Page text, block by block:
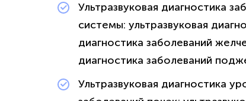
Ультразвуковая диагностика
системы: ультразвуковая
диагностика заболеваний
диагностика заболеваний
Ультразвуковая диагностика